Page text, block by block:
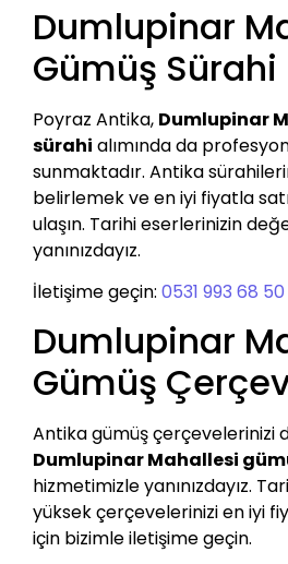
Dumlupinar
Gümüş Sürahi
Poyraz Antika, Dumlupinar
sürahi alımında da
sunmaktadır. Antika
belirlemek ve en iyi fiyatla
ulaşın. Tarihi eserlerinizin
yanınızdayız.
İletişime geçin: 0531 993 68 50
Dumlupinar
Gümüş
Antika gümüş çerçevelerinizi
Dumlupinar Mahallesi
hizmetimizle yanınızdayız.
yüksek çerçevelerinizi en iyi
için bizimle iletişime geçin.